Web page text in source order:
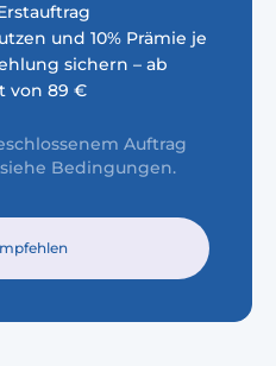
und 10% Prämie je
sichern – ab
von 89 €
Auftrag
Bedingungen.